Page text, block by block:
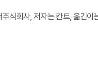
식회사, 저자는 칸트, 옮긴